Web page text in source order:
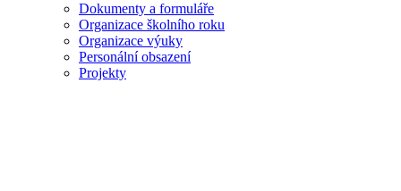
Dokumenty a formuláře
Organizace školního roku
Organizace výuky
Personální obsazení
Projekty